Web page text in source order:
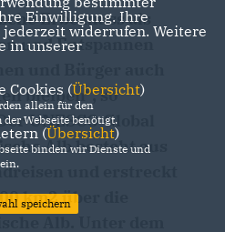
Erbe muss als
und Entspannen
und Bürger auch
bleiben“, so
UNESCO Global
Alb besteht aus
und erstreckt
km2 über die
Einwilligung. Ihre
widerrufen. Weitere
in unserer
Cookies (Übersicht)
allein für den
Webseite benötigt.
(Übersicht)
binden wir Dienste und
speichern